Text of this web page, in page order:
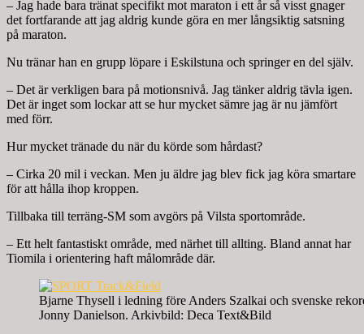
– Jag hade bara tränat specifikt mot maraton i ett år så visst gnager
det fortfarande att jag aldrig kunde göra en mer långsiktig satsning
på maraton.
Nu tränar han en grupp löpare i Eskilstuna och springer en del själv.
– Det är verkligen bara på motionsnivå. Jag tänker aldrig tävla igen.
Det är inget som lockar att se hur mycket sämre jag är nu jämfört
med förr.
Hur mycket tränade du när du körde som hårdast?
– Cirka 20 mil i veckan. Men ju äldre jag blev fick jag köra smartare
för att hålla ihop kroppen.
Tillbaka till terräng-SM som avgörs på Vilsta sportområde.
– Ett helt fantastiskt område, med närhet till allting. Bland annat har
Tiomila i orientering haft målområde där.
Bjarne Thysell i ledning före Anders Szalkai och svenske
Jonny Danielson. Arkivbild: Deca Text&Bild